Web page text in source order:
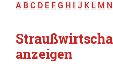
A B C D E F G H I J K L M N
anzeigen